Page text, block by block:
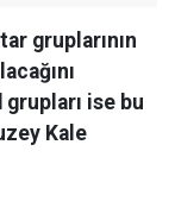
gruplarının
ise bu
Kale